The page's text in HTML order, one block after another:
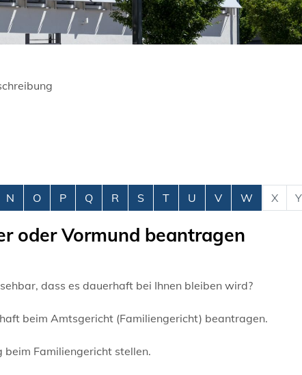
N O P Q R S T U V W X Y
oder Vormund beantragen
dass es dauerhaft bei Ihnen bleiben wird?
beim Amtsgericht (Familiengericht) beantragen.
beim Familiengericht stellen.